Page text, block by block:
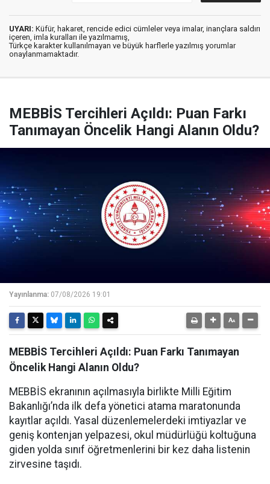
UYARI: Küfür, hakaret, rencide edici cümleler veya imalar, inançlara saldırı
içeren, imla kuralları ile yazılmamış,
Türkçe karakter kullanılmayan ve büyük harflerle yazılmış yorumlar
onaylanmamaktadır.
MEBBİS Tercihleri Açıldı: Puan Farkı
Tanımayan Öncelik Hangi Alanın Oldu?
Yayınlanma: 07/08/2026 19:01
MEBBİS Tercihleri Açıldı: Puan Farkı Tanımayan
Öncelik Hangi Alanın Oldu?
MEBBİS ekranının açılmasıyla birlikte Milli Eğitim
Bakanlığı’nda ilk defa yönetici atama maratonunda
kayıtlar açıldı. Yasal düzenlemelerdeki imtiyazlar ve
geniş kontenjan yelpazesi, okul müdürlüğü koltuğuna
giden yolda sınıf öğretmenlerini bir kez daha listenin
zirvesine taşıdı.